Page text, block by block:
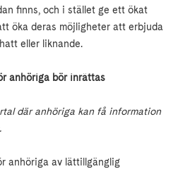
finns, och i stället ge ett ökat
öka deras möjligheter att erbjuda
eller liknande.
anhöriga bör inrättas
där anhöriga kan få information
anhöriga av lättillgänglig